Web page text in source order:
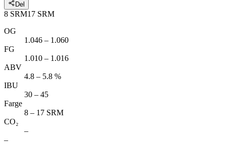
Del
8 SRM17 SRM
OG
1.046 – 1.060
FG
1.010 – 1.016
ABV
4.8 – 5.8 %
IBU
30 – 45
Farge
8 – 17 SRM
CO₂
–
–